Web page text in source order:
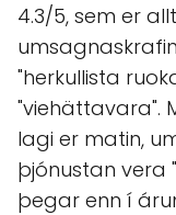
4.3/5, sem er
"herkullista
"viehättavara".
lagi er matin,
þjónustan vera
þegar enn í